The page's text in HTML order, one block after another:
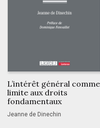
L’intérêt général comme
limite aux droits
fondamentaux
Jeanne de Dinechin